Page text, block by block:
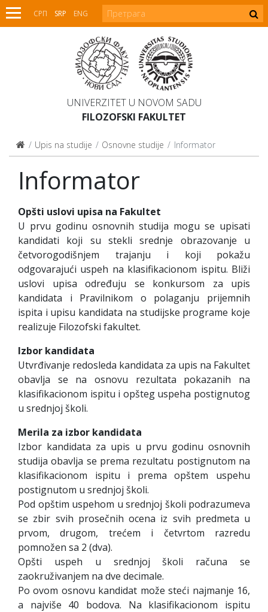
СРП SRP ENG
UNIVERZITET U NOVOM SADU
FILOZOFSKI FAKULTET
Upis na studije Osnovne studije Informator
Informator
Opšti uslovi upisa na Fakultet
U prvu godinu osnovnih studija mogu se upisati
kandidati koji su stekli srednje obrazovanje u
četvorogodišnjem trajanju i koji pokažu
odgovarajući uspeh na klasifikacionom ispitu. Bliži
uslovi upisa određuju se konkursom za upis
kandidata i Pravilnikom o polaganju prijemnih
ispita i upisu kandidata na studijske programe koje
realizuje Filozofski fakultet.
Izbor kandidata
Utvrđivanje redosleda kandidata za upis na Fakultet
obavlja se na osnovu rezultata pokazanih na
klasifikacionom ispitu i opšteg uspeha postignutog
u srednjoj školi.
Merila za izbor kandidata
Izbor kandidata za upis u prvu godinu osnovnih
studija obavlja se prema rezultatu postignutom na
klasifikacionom ispitu i prema opštem uspehu
postignutom u srednjoj školi.
Pod opštim uspehom u srednjoj školi podrazumeva
se zbir svih prosečnih ocena iz svih predmeta u
prvom, drugom, trećem i četvrtom razredu
pomnožen sa 2 (dva).
Opšti uspeh u srednjoj školi računa se
zaokruživanjem na dve decimale.
Po ovom osnovu kandidat može steći najmanje 16,
a najviše 40 bodova. Na klasifikacionom ispitu